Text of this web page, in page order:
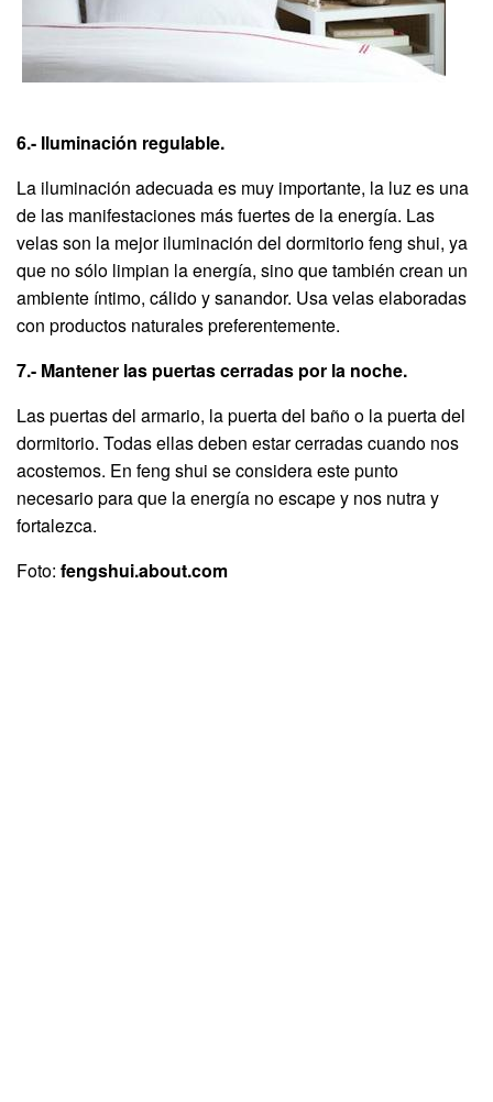
6.- Iluminación regulable.
La iluminación adecuada es muy importante, la luz es una
de las manifestaciones más fuertes de la energía. Las
velas son la mejor iluminación del dormitorio feng shui, ya
que no sólo limpian la energía, sino que también crean un
ambiente íntimo, cálido y sanandor. Usa velas elaboradas
con productos naturales preferentemente.
7.- Mantener las puertas cerradas por la noche.
Las puertas del armario, la puerta del baño o la puerta del
dormitorio. Todas ellas deben estar cerradas cuando nos
acostemos. En feng shui se considera este punto
necesario para que la energía no escape y nos nutra y
fortalezca.
Foto: fengshui.about.com